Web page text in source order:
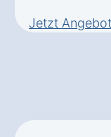
Jetzt